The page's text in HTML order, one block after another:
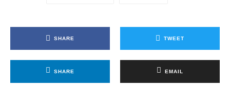
T
2
SHARE TWEET
SHARE EMAIL